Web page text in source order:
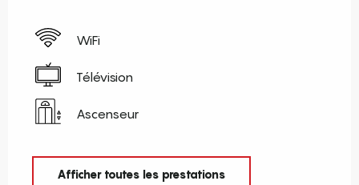
WiFi
Télévision
Ascenseur
Afficher toutes les prestations